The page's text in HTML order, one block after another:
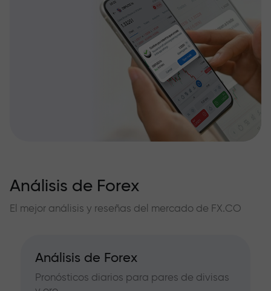
Análisis de Forex
El mejor análisis y reseñas del mercado de FX.CO
Análisis de Forex
Pronósticos diarios para pares de divisas